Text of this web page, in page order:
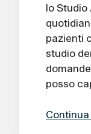
lo Studio
pazienti
studio
posso